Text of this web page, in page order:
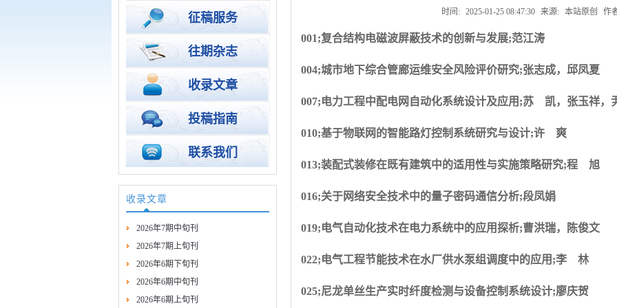
征稿服务
往期杂志
收录文章
投稿指南
联系我们
收录文章
2026年7期中旬刊
2026年7期上旬刊
2026年6期下旬刊
2026年6期中旬刊
2026年6期上旬刊
时间: 2025-01-25 08:47:30 来源: 本站原创 作
001;复合结构电磁波屏蔽技术的创新与发展;范江涛
004;城市地下综合管廊运维安全风险评价研究;张志成，邱凤夏
007;电力工程中配电网自动化系统设计及应用;苏 凯，张玉祥，
010;基于物联网的智能路灯控制系统研究与设计;许 爽
013;装配式装修在既有建筑中的适用性与实施策略研究;程 旭
016;关于网络安全技术中的量子密码通信分析;段凤娟
019;电气自动化技术在电力系统中的应用探析;曹洪瑞，陈俊文
022;电气工程节能技术在水厂供水泵组调度中的应用;李 林
025;尼龙单丝生产实时纤度检测与设备控制系统设计;廖庆贺